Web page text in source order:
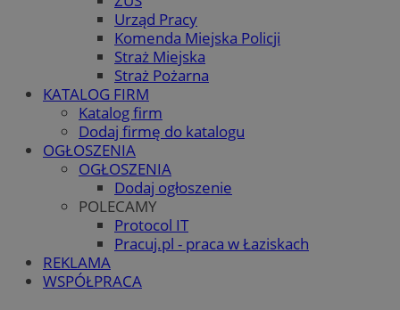
Urząd Pracy
Komenda Miejska Policji
Straż Miejska
Straż Pożarna
KATALOG FIRM
Katalog firm
Dodaj firmę do katalogu
OGŁOSZENIA
OGŁOSZENIA
Dodaj ogłoszenie
POLECAMY
Protocol IT
Pracuj.pl - praca w Łaziskach
REKLAMA
WSPÓŁPRACA